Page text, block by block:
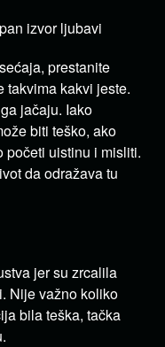
izvor ljubavi
prestanite
takvima kakvi jeste.
jačaju. Iako
biti teško, ako
početi uistinu i misliti.
da odražava tu
jer su zrcalila
Nije važno koliko
bila teška, tačka